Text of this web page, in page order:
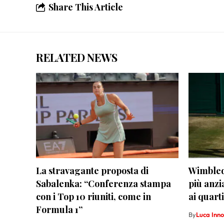
Share This Article
RELATED NEWS
La stravagante proposta di
Sabalenka: “Conferenza stampa
con i Top 10 riuniti, come in
Formula 1”
più
ai
ByLuca